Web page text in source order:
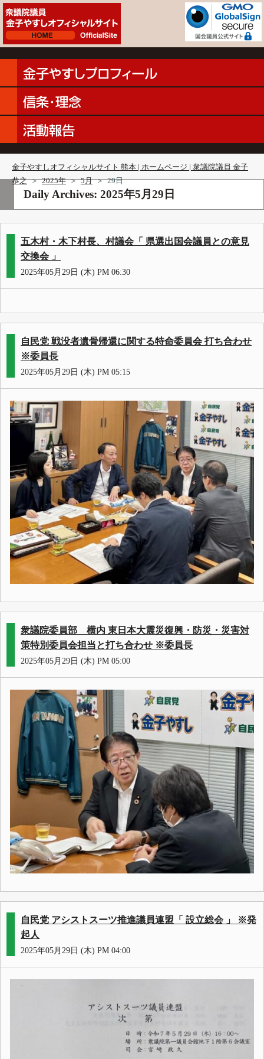
金子やすしオフィシャルサイト 熊本 | ホームページ | 衆議院議員 金子
恭之 ＞ 2025年 ＞ 5月 ＞ 29日
Daily Archives: 2025年5月29日
五木村・木下村長、村議会「 県選出国会議員との意見
交換会 」
2025年05月29日 (木) PM 06:30
自民党 戦没者遺骨帰還に関する特命委員会 打ち合わせ
※委員長
2025年05月29日 (木) PM 05:15
衆議院委員部 横内 東日本大震災復興・防災・災害対
策特別委員会担当と打ち合わせ ※委員長
2025年05月29日 (木) PM 05:00
自民党 アシストスーツ推進議員連盟「 設立総会 」 ※発
起人
2025年05月29日 (木) PM 04:00